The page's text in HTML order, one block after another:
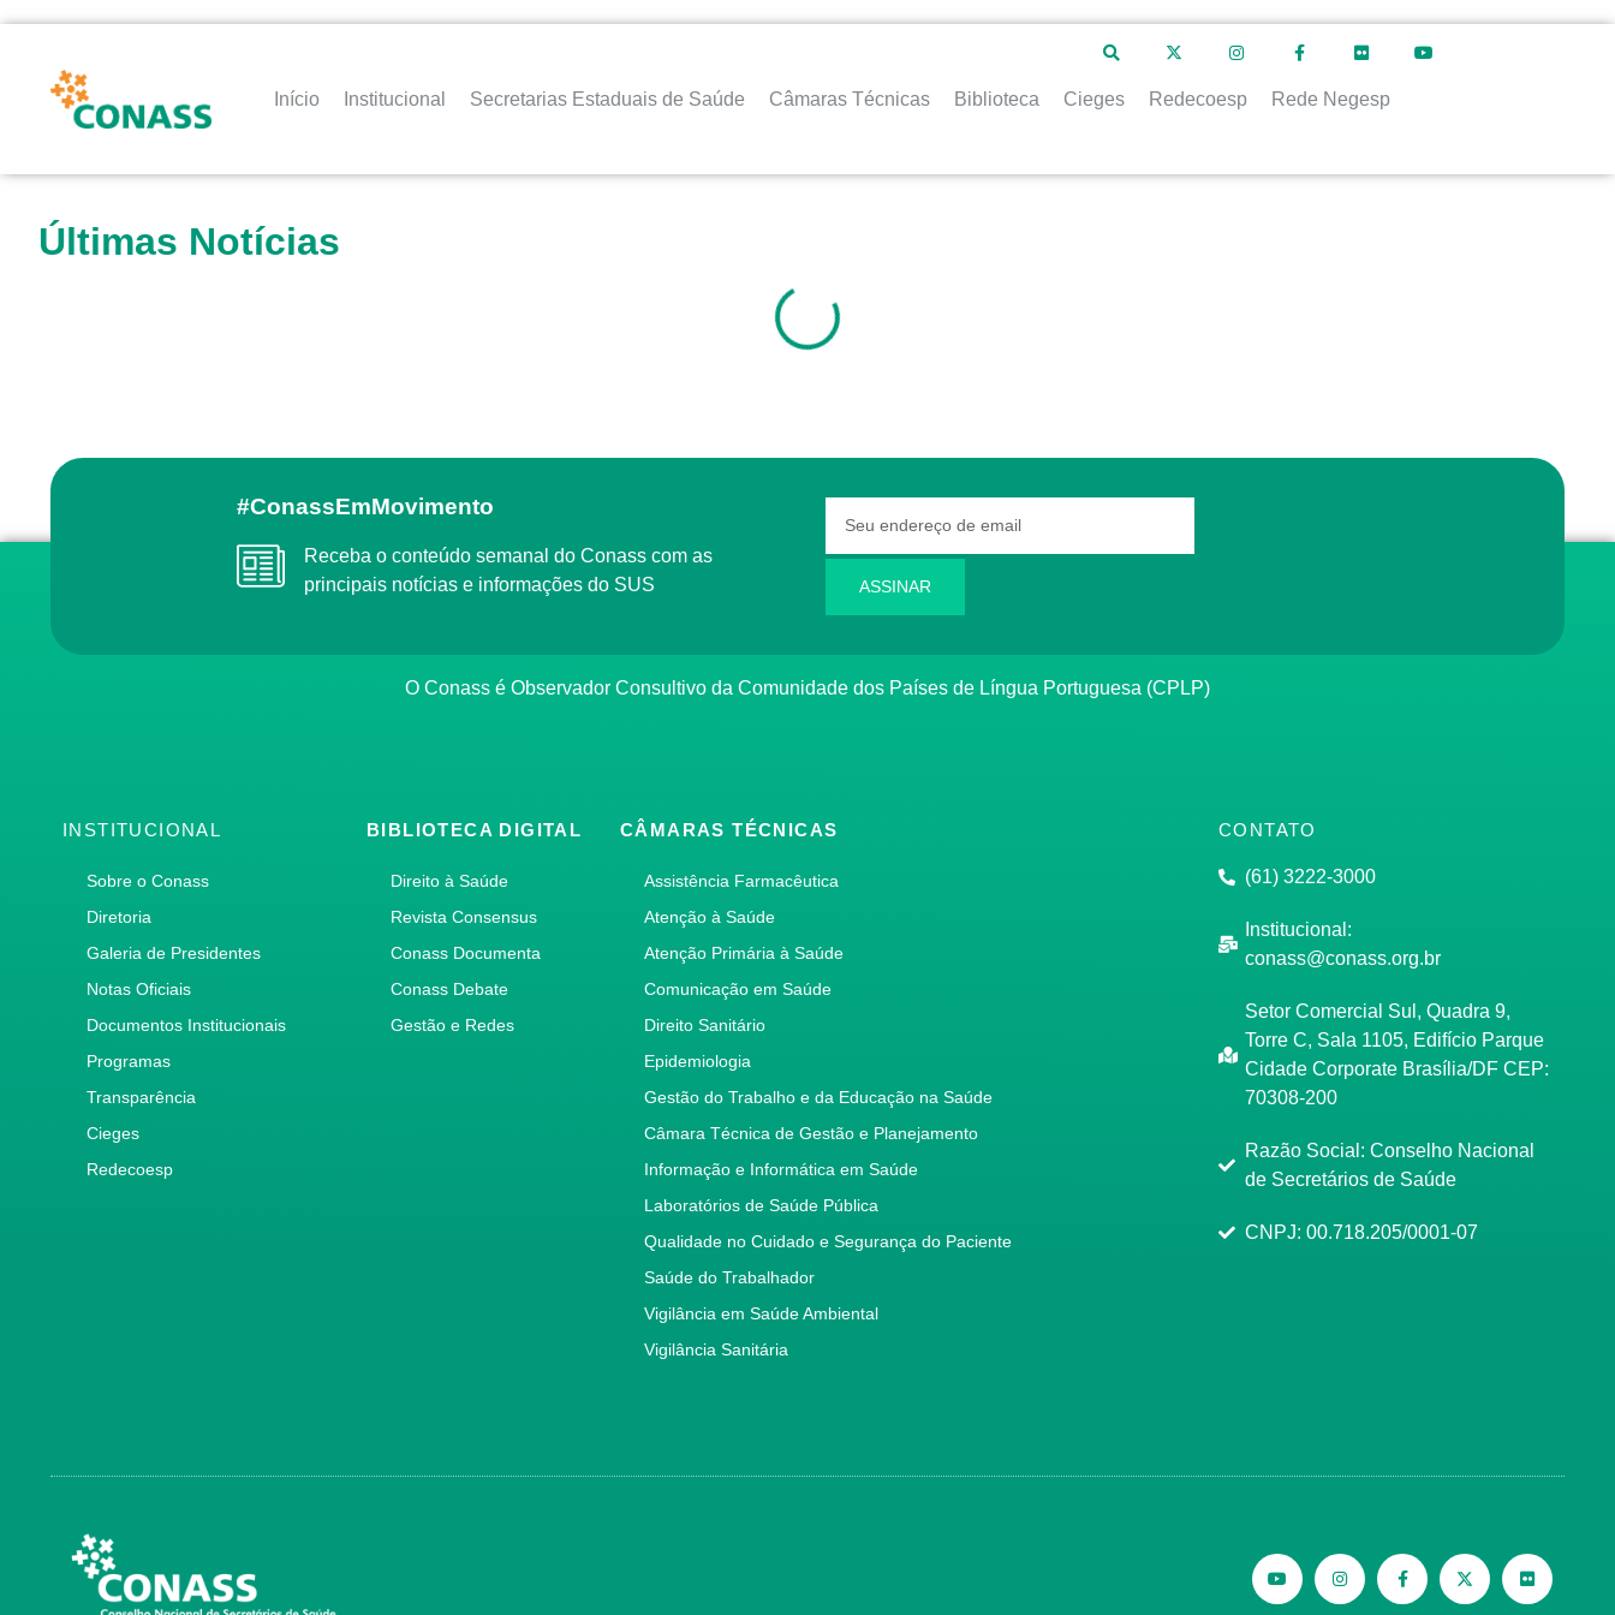
Início Institucional Secretarias Estaduais de Saúde Câmaras Técnicas Biblioteca Cieges Redecoesp Rede Negesp
Últimas Notícias
#ConassEmMovimento
Receba o conteúdo semanal do Conass com as
principais notícias e informações do SUS
ASSINAR
O Conass é Observador Consultivo da Comunidade dos Países de Língua Portuguesa (CPLP)
INSTITUCIONAL
Sobre o Conass
Diretoria
Galeria de Presidentes
Notas Oficiais
Documentos Institucionais
Programas
Transparência
Cieges
Redecoesp
BIBLIOTECA DIGITAL
Direito à Saúde
Revista Consensus
Conass Documenta
Conass Debate
Gestão e Redes
CÂMARAS TÉCNICAS
Assistência Farmacêutica
Atenção à Saúde
Atenção Primária à Saúde
Comunicação em Saúde
Direito Sanitário
Epidemiologia
Gestão do Trabalho e da Educação na Saúde
Câmara Técnica de Gestão e Planejamento
Informação e Informática em Saúde
Laboratórios de Saúde Pública
Qualidade no Cuidado e Segurança do Paciente
Saúde do Trabalhador
Vigilância em Saúde Ambiental
Vigilância Sanitária
CONTATO
(61) 3222-3000
Institucional:
conass@conass.org.br
Setor Comercial Sul, Quadra 9,
Torre C, Sala 1105, Edifício Parque
Cidade Corporate Brasília/DF CEP:
70308-200
Razão Social: Conselho Nacional
de Secretários de Saúde
CNPJ: 00.718.205/0001-07